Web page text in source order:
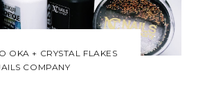
OKA + CRYSTAL FLAKES
COMPANY